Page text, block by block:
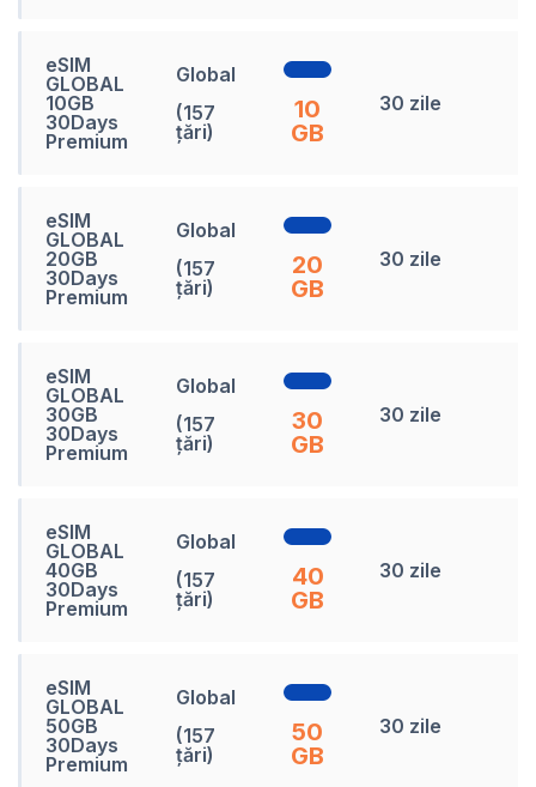
eSIM
GLOBAL
10GB
30Days
Premium
Global
(157
țări)
10
GB
30 zile
eSIM
GLOBAL
20GB
30Days
Premium
Global
(157
țări)
20
GB
30 zile
eSIM
GLOBAL
30GB
30Days
Premium
Global
(157
țări)
30
GB
30 zile
eSIM
GLOBAL
40GB
30Days
Premium
Global
(157
țări)
40
GB
30 zile
eSIM
GLOBAL
50GB
30Days
Premium
Global
(157
țări)
50
GB
30 zile